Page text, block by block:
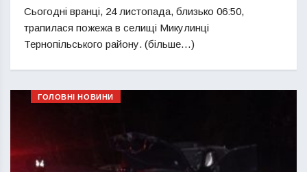
Сьогодні вранці, 24 листопада, близько 06:50,
трапилася пожежа в селищі Микулинці
Тернопільського району. (більше…)
ГОЛОВНІ НОВИНИ